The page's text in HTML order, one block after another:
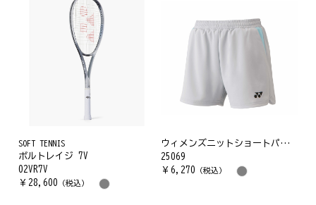
SOFT TENNIS
ボルトレイジ 7V
02VR7V
￥ 28,600 （税込）
ウィメンズニットショートパンツ
25069
￥ 6,270 （税込）